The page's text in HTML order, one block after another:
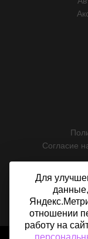
Согласие
Для
отношении
работу на